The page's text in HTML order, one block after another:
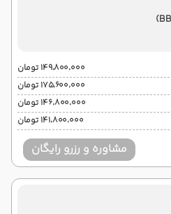
۱۴۹٬۸۰۰٬۰۰۰ تومان
۱۷۵٬۶۰۰٬۰۰۰ تومان
۱۴۶٬۸۰۰٬۰۰۰ تومان
۱۴۱٬۸۰۰٬۰۰۰ تومان
مشاوره و رزرو رایگان